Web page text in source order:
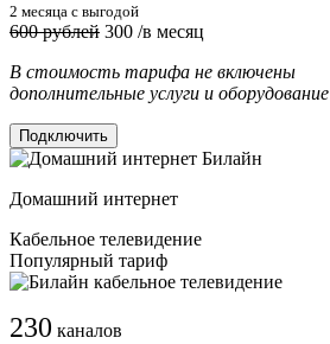
2 месяца с выгодой
600 рублей 300 /в месяц
В стоимость тарифа не включены
дополнительные услуги и оборудование
Подключить
Домашний интернет
Кабельное телевидение
Популярный тариф
230 каналов